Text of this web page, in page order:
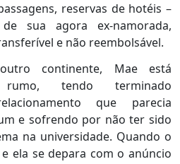
reservas de hotéis –
sua agora ex-namorada,
e não reembolsável.
continente, Mae está
tendo terminado
que parecia
e sofrendo por não ter sido
na universidade. Quando o
ela se depara com o anúncio